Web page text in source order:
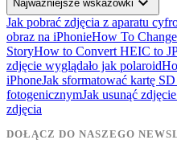
Najważniejsze wskazówki
Jak pobrać zdjęcia z aparatu
obraz na iPhonieHow To
StoryHow to Convert HEIC to
zdjęcie wyglądało jak polaroid
iPhoneJak sformatować kartę
fotogenicznymJak usunąć
zdjęcia
DOŁĄCZ DO NASZEGO